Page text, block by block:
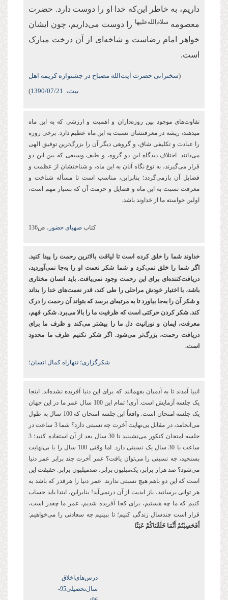
داریم، به خاطر این‌که خدا او را دوست دارد. حضرت
معصومه سلام‌الله‌علیها را دوست می‌داریم، چون ایشان
خواهر امام رضاست و شاخه‌ای از آن درخت مبارک
است.
(سخنرانی حضرت آیت‌الله مصباح در جشنواره کریمه اهل
بیت،
1390/07/21
)
تفاوت‌های موجود بین روزه‌‏داران و اهمیت و ارزشی كه به این ماه
می‏دهند، ریشه در معرفتشان نسبت به این ماه عظیم دارد. برخی روزه
را عبادت و تكلیفی شاق، و گروهی دیگر آن را بزرگ‌ترین توفیق الهی
می‌دانند. اختلاف دیدگاه این دو گروه، و طیف وسیعی که بین این دو
قرار می‌گیرند، به نوع نگاه آنان به این ماه، و شناختشان از عظمت و
فضایل آن بازمی‌گردد؛ بنابراین، مناسب است تا مسأله شناخت و
معرفت نسبت به این ماه و فضایل و حرمت آن که بسیار مهم است،
اولین خواسته ما از خداوند باشد.
کتاب صهبای حضور، ص136
خداوند شما را خلق کرده ‌است تا لیاقت بالاترین رحمت را پیدا کنید.
اگر شما را خلق نمی‌کرد و شما شکر نعمت او را به‌جا نمی‌آوردید،
دریافت‌کننده‌ای برای این رحمت وجود نمی‌یافت. باید انسان مختاری
باشد، با اختیار خودش مراحلی را طی کند، قدر نعمت‌های خدا را بداند
و شکر آن را به‌جا بیاورد تا به مرتبه‌ای برسد که بتواند آن رحمت را درک
کند. شکر کردن حرکتی است که ظرفیت ما را بالا می‌برد. شکر، فهم،
معرفت، ایمان و نورانیت دل ما را بیشتر می‌کند و ظرف ما برای
دریافت رحمت، بزرگ‌تر می‌شود. اگر شکر نکنیم ظرف ما محدود
است.
شکرگزاری؛ تنهاراه کمال انسان؛
انبیا آمدند تا به آدمیان بفهمانند که برای این دنیا آفریده نشده‌اند. اینجا
یک جلسه آزمایش است. آری! تمام این 100 سال عمر ما در این جهان
یک جلسه امتحان است. واقعاً این جلسه امتحان که 100 سال به طول
می‌انجامد، در مقابل بی‌نهایت آخرت چه نسبتی دارد؟ شما 3 ساعت در
جلسه امتحان کنکور می‌نشینید تا 30 سال بعد از آن استفاده کنید؛ 3
ساعت با 30 سال یک نسبتی دارد. اما وقتی 100 سال را با بی‌نهایت
بسنجید، چه نسبتی را می‌توان یافت؟ عمر آخرت چند برابر عمر دنیا
می‌شود؟ صد هزار برابر، یک‌میلیون برابر، صدمیلیون برابر. حقیقت این
است که این دو باهم هیچ نسبتی ندارند. عمر دنیا را هرقدر که باشد به
هر توانی برسانید، باز ابدیت از آن درنمی‌آید! بنابراین، ابتدا باید حساب
کنیم که ما چه هستیم، برای کجا آفریده شدیم، عمر ما چقدر است،
قرار است چندسال زندگی کنیم؛ تا ببینیم چه سعادتی را می‌خواهیم:
أَفَحَسِبْتُمْ أَنَّمَا خَلَقْنَاكُمْ عَبَثًا
درس‌های‌اخلاق
سال‌تحصیلی‌95-